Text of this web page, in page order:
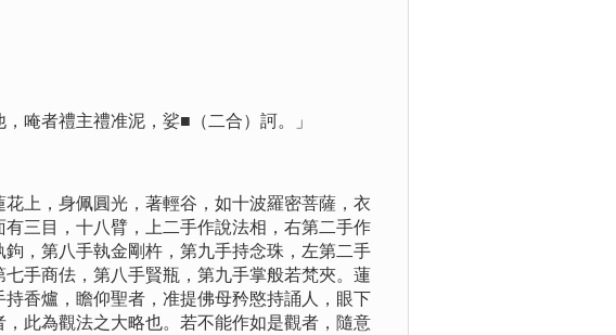
唵者禮主禮准泥，娑■（二合）訶。」
上，身佩圓光，著輕谷，如十波羅密菩薩，衣
三目，十八臂，上二手作說法相，右第二手作
，第八手執金剛杵，第九手持念珠，左第二手
手商佉，第八手賢瓶，第九手掌般若梵夾。蓮
香爐，瞻仰聖者，准提佛母矜愍持誦人，眼下
此為觀法之大略也。若不能作如是觀者，隨意